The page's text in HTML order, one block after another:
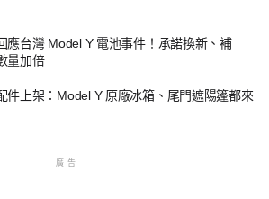
應台灣 Model Y 電池事件！承諾換新、補
量加倍
件上架：Model Y 原廠冰箱、尾門遮陽篷都來
廣告